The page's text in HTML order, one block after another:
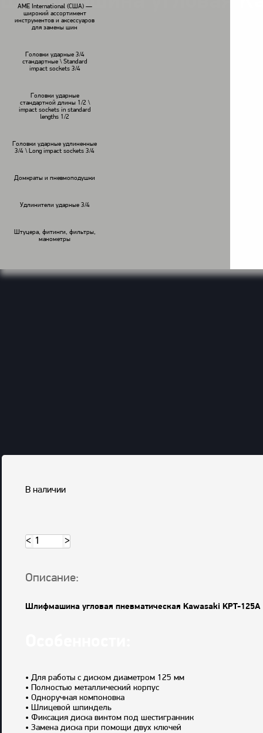
AME International (США) —
широкий ассортимент
инструментов и аксессуаров
для замены шин
Головки ударные 3/4
стандартные \ Standard
impact sockets 3/4
Головки ударные
стандартной длины 1/2 \
impact sockets in standard
lengths 1/2
Головки ударные удлиненные
3/4 \ Long impact sockets 3/4
Домкраты и пневмоподушки
Удлинители ударные 3/4
Штуцера, фитинги, фильтры,
манометры
В наличии
< >
Описание:
Шлифмашина угловая пневматическая Kawasaki KPT-125A
• Для работы с диском диаметром 125 мм
• Полностью металлический корпус
• Одноручная компоновка
• Шлицевой шпиндель
• Фиксация диска винтом под шестигранник
• Замена диска при помощи двух ключей